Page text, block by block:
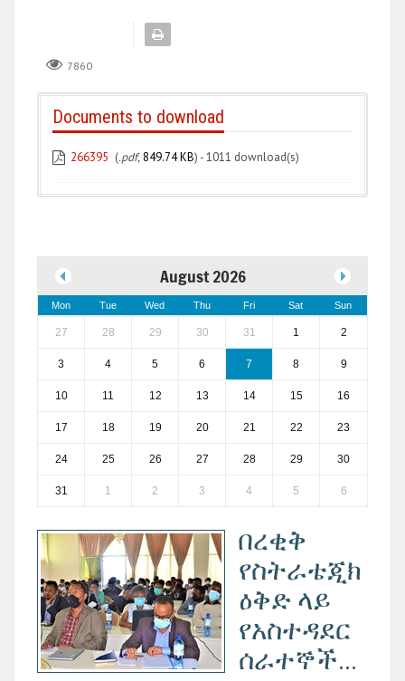
7860
Documents to download
266395 (.pdf, 849.74 KB) - 1011 download(s)
August 2026
Mon Tue Wed Thu Fri Sat Sun
27 28 29 30 31 1 2
3 4 5 6 7 8 9
10 11 12 13 14 15 16
17 18 19 20 21 22 23
24 25 26 27 28 29 30
31 1 2 3 4 5 6
በረቂቅ
የስትራቴጂክ
ዕቅድ ላይ
የአስተዳደር
ሰራተኞች...